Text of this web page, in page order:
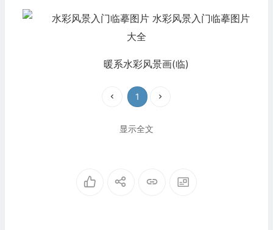
暖系水彩风景画(临)
1
显示全文